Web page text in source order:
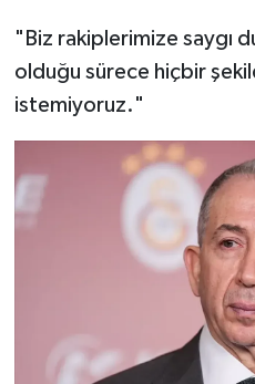
"Biz rakiplerimize saygı
olduğu sürece hiçbir
istemiyoruz."